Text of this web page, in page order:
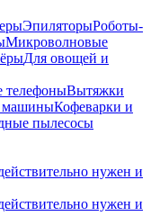
ЭпиляторыРоботы-
Микроволновые
Для овощей и
телефоныВытяжки
машиныКофеварки и
пылесосы
нужен и
нужен и